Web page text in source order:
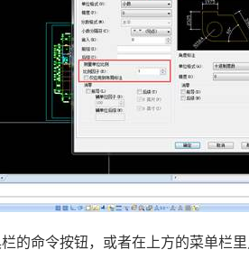
的命令按钮，或者在上方的菜单栏